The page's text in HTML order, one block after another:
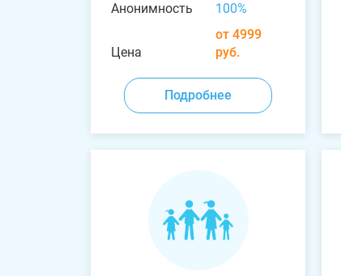
Анонимность
100%
Цена
от 4999
руб.
Подробнее